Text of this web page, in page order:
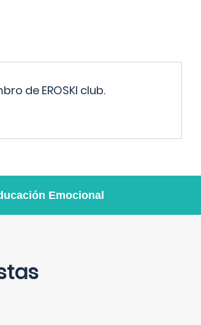
de EROSKI club.
Emocional